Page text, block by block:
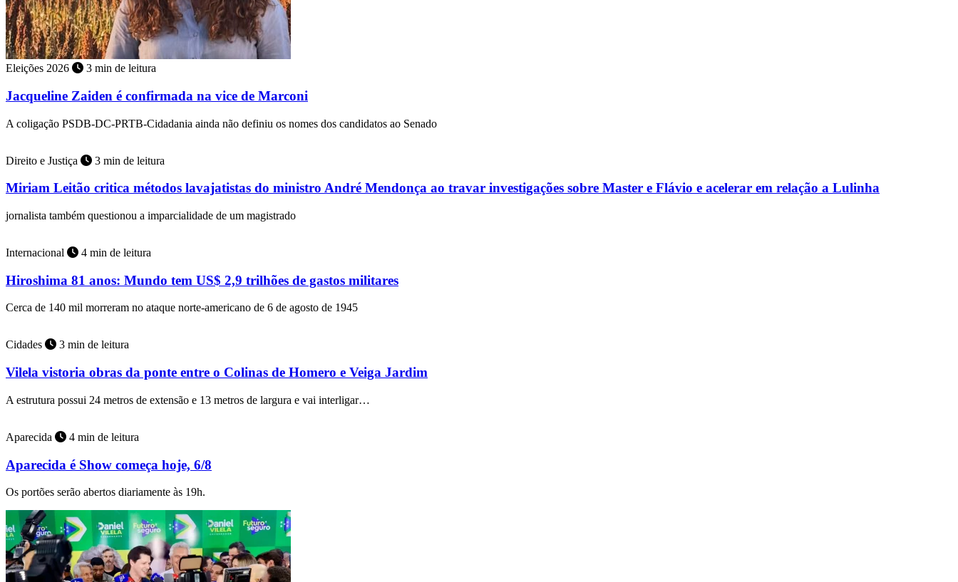
Eleições 2026 3 min de leitura
Jacqueline Zaiden é confirmada na vice de Marconi
A coligação PSDB-DC-PRTB-Cidadania ainda não definiu os nomes dos candidatos ao Senado
Direito e Justiça 3 min de leitura
Miriam Leitão critica métodos lavajatistas do ministro André Mendonça ao travar investigações sobre Master e Flávio e acelerar em relação a Lulinha
jornalista também questionou a imparcialidade de um magistrado
Internacional 4 min de leitura
Hiroshima 81 anos: Mundo tem US$ 2,9 trilhões de gastos militares
Cerca de 140 mil morreram no ataque norte-americano de 6 de agosto de 1945
Cidades 3 min de leitura
Vilela vistoria obras da ponte entre o Colinas de Homero e Veiga Jardim
A estrutura possui 24 metros de extensão e 13 metros de largura e vai interligar…
Aparecida 4 min de leitura
Aparecida é Show começa hoje, 6/8
Os portões serão abertos diariamente às 19h.